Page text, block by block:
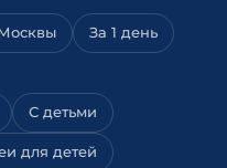
За 1 день
С детьми
для детей